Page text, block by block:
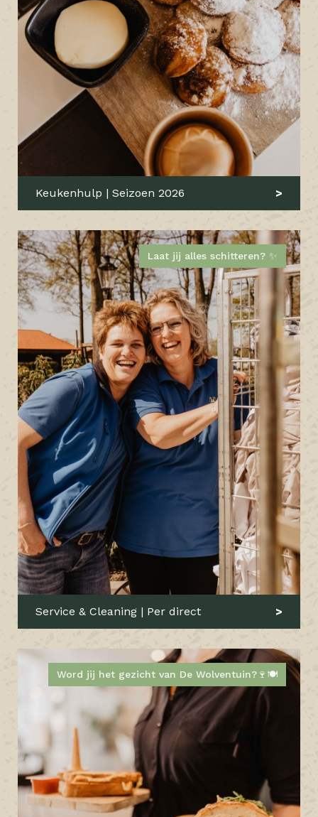
Keukenhulp | Seizoen 2026
Laat jij alles schitteren? ✨
Service & Cleaning | Per direct
Word jij het gezicht van De Wolventuin?🍷🍽️